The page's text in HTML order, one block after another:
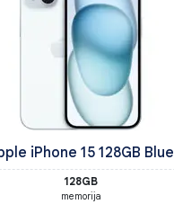
iPhone 15 128GB Blue
128GB
memorija